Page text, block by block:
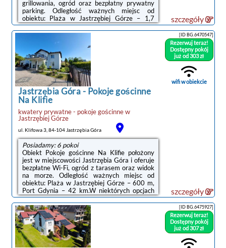
grillowania, ogród oraz bezpłatny prywatny
parking. Odległość ważnych miejsc od
obiektu: Plaża w Jastrzębiej Górze – 1,7
km.Na miejscu znajduje się telewizor z
płaskim ekranem oraz prywatna łazienka z
prysznicem. Kuchnię wyposażono w lodówkę,
mikrofalówkę oraz płytę kuchenną.Odległość
ważnych miejsc od obiektu: Port Gdynia – 40
km, Stocznia Gdynia – 43 km. Lotnisko
Lotnisko Gdańsk-Rębiechowo znajduje się 66
km od obiektu.Doba ...
szczegóły
Jastrzębia Góra- Pokoje gościnne
Na Klifie
kwatery prywatne - pokoje gościnnew
Jastrzębiej Górze
ul. Klifowa 3, 84-104 Jastrzębia Góra
Posiadamy: 6 pokoi
Obiekt Pokoje gościnne Na Klifie położony
jest w miejscowości Jastrzębia Góra i oferuje
bezpłatne Wi-Fi, ogród z tarasem oraz widok
na morze. Odległość ważnych miejsc od
obiektu: Plaża w Jastrzębiej Górze – 600 m,
Port Gdynia – 42 km.W niektórych opcjach
zakwaterowania znajduje się także kuchnia z
piekarnikiem i płytą kuchenną.Odległość
ważnych miejsc od obiektu: Stocznia Gdynia –
45 km, Dworzec PKP Gdynia Główna – 46
km. Lotnisko Lotnisko Gdańsk-Rębiechowo
znajduje się 68 km od obiektu.Doba hotelowa
od godziny 15:00 do 10:00.W obiekcie
[ID BG.6470547]
Rezerwuj teraz!
Dostępny pokój
już od 303 zł
wifi w obiekcie
szczegóły
[ID BG.6475927]
Rezerwuj teraz!
Dostępny pokój
już od 307 zł